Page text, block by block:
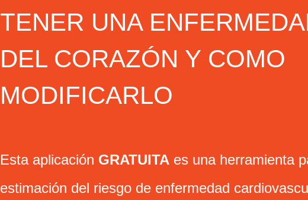
TENER UNA
DEL CORAZÓN Y COMO
MODIFICARLO
Esta aplicación GRATUITAes una herramienta
estimación del riesgo de enfermedad